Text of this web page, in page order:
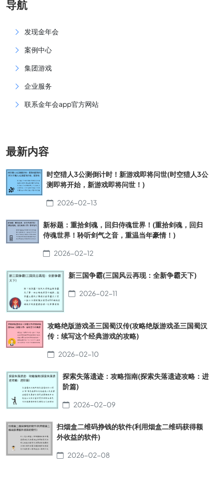
导航
发现金年会
案例中心
集团游戏
企业服务
联系金年会app官方网站
最新内容
时空猎人3公测倒计时！新游戏即将问世(时空猎人3公
测即将开始，新游戏即将问世！)
2026-02-13
新标题：重拾剑魂，回归侍魂世界！(重拾剑魂，回归
侍魂世界！聆听剑气之音，重温当年豪情！)
2026-02-12
新三国争霸(三国风云再现：全新争霸天下)
2026-02-11
攻略绝版游戏圣三国蜀汉传(攻略绝版游戏圣三国蜀汉
传：续写这个经典游戏的攻略)
2026-02-10
探索失落遗迹：攻略指南(探索失落遗迹攻略：进
阶篇)
2026-02-09
扫烟盒二维码挣钱的软件(利用烟盒二维码获得额
外收益的软件)
2026-02-08